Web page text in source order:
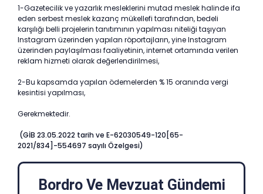
1-Gazetecilik ve yazarlık mesleklerini mutad meslek halinde ifa
eden serbest meslek kazanç mükellefi tarafından, bedeli
karşılığı belli projelerin tanıtımının yapılması niteliği taşıyan
Instagram üzerinden yapılan röportajların, yine Instagram
üzerinden paylaşılması faaliyetinin, internet ortamında verilen
reklam hizmeti olarak değerlendirilmesi,
2-Bu kapsamda yapılan ödemelerden % 15 oranında vergi
kesintisi yapılması,
Gerekmektedir.
(GİB 23.05.2022 tarih ve E-62030549-120[65-
2021/834]-554697 sayılıÖzelgesi)
Bordro Ve Mevzuat Gündemi